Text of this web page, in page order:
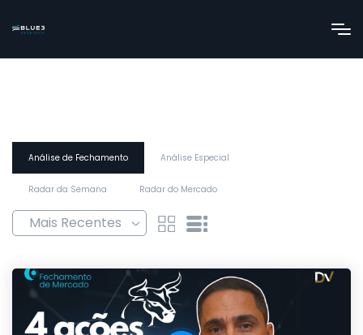
Análise de Fechamento Análise Especial
Radar da Semana Radar do Mercado